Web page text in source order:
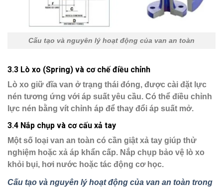
Cấu tạo và nguyên lý hoạt động của van an toàn
3.3 Lò xo (Spring) và cơ chế điều chỉnh
Lò xo giữ đĩa van ở trạng thái đóng, được cài đặt lực
nén tương ứng với áp suất yêu cầu. Có thể điều chỉnh
lực nén bằng vít chỉnh áp để thay đổi áp suất mở.
3.4 Nắp chụp và cơ cấu xả tay
Một số loại van an toàn có cần giật xả tay giúp thử
nghiệm hoặc xả áp khẩn cấp. Nắp chụp bảo vệ lò xo
khỏi bụi, hơi nước hoặc tác động cơ học.
Cấu tạo và nguyên lý hoạt động của van an toàn trong